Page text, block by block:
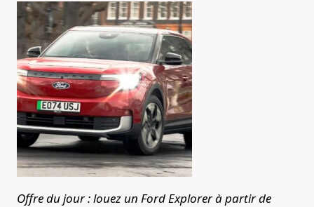
Offre du jour : louez un Ford Explorer à partir de